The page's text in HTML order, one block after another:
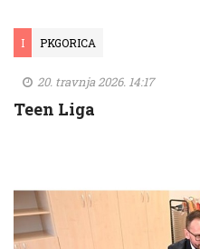
I PKGORICA
20. travnja 2026. 14:17
Teen Liga